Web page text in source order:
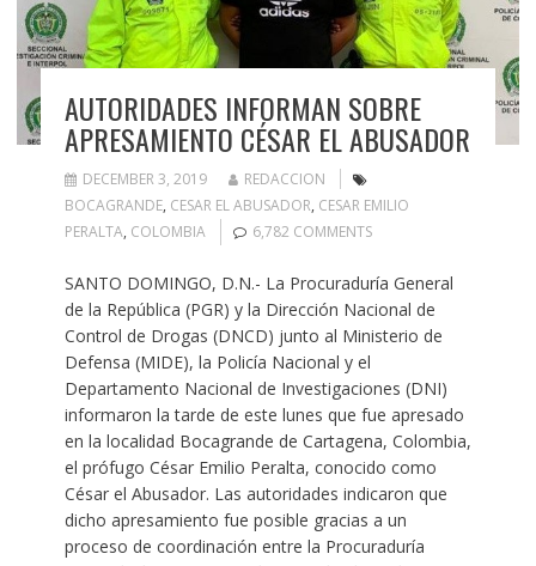
AUTORIDADES INFORMAN SOBRE
APRESAMIENTO CÉSAR EL ABUSADOR
DECEMBER 3, 2019
REDACCION
BOCAGRANDE, CESAR EL ABUSADOR, CESAR EMILIO
PERALTA, COLOMBIA 6,782 COMMENTS
SANTO DOMINGO, D.N.- La Procuraduría General
de la República (PGR) y la Dirección Nacional de
Control de Drogas (DNCD) junto al Ministerio de
Defensa (MIDE), la Policía Nacional y el
Departamento Nacional de Investigaciones (DNI)
informaron la tarde de este lunes que fue apresado
en la localidad Bocagrande de Cartagena, Colombia,
el prófugo César Emilio Peralta, conocido como
César el Abusador. Las autoridades indicaron que
dicho apresamiento fue posible gracias a un
proceso de coordinación entre la Procuraduría